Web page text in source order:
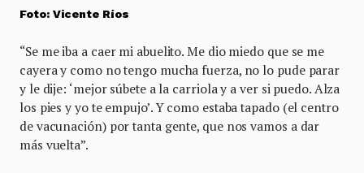
Foto: Vicente Ríos
“Se me iba a caer mi abuelito. Me dio miedo que se me
cayera y como no tengo mucha fuerza, no lo pude parar
y le dije: ‘mejor súbete a la carriola y a ver si puedo. Alza
los pies y yo te empujo’. Y como estaba tapado (el centro
de vacunación) por tanta gente, que nos vamos a dar
más vuelta”.